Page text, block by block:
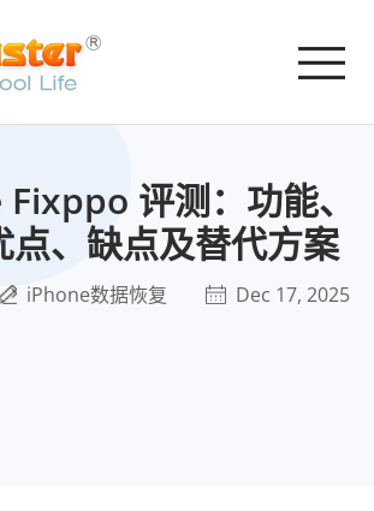
评测：功能、
点、缺点及替代方案
iPhone数据恢复 Dec 17, 2025